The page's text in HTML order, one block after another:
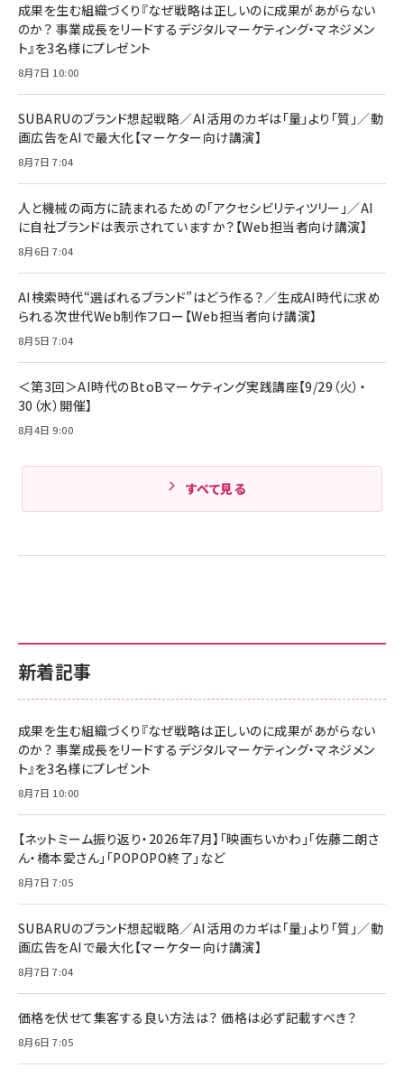
￥1,100
anan(アンアン)2026/07/08号 No.2502[2026
￥880
ママ投資家が育休中に１億貯めた株式投資
組織の成果を最大化する ルールのデザイン
￥1,980
Amazonランキングをもっと見る
すい ガイド枠付き いPhone17 (6.3インチ) 対応
2枚セット DSP25F1698
￥1,599
￥6,980
全ワイヤレスイヤホン/アクティブノイズキャンセリ
技術基準適合】ブラック
￥5,990
ケーブル Anker絡まないケーブル 240W 結束バン
ド付き USB PD対応 シリコン素材採用 iPhone
17 / 16 / 15 / Galaxy iPad Pro MacBook
Pro/Air 各種対応 (1.8m ミッドナイトブラック)
￥1,890
￥5,000
Anker PowerLine III Flow USB-C & USB-C
Pro/Air 各種対応 (1.8m ミッドナイトブラック)
￥1,890
サッポロ 生ビール 黒ラベル 350ml 缶 24本 ビー
ル ケース買い【6/30応募〆切! 黒ラベルビヤセラー
￥4,857
新着記事
成果を生む組織づくり『なぜ戦略は正しいのに成果があがらない
のか？ 事業成長をリードするデジタルマーケティング・マネジメン
ト』を3名様にプレゼント
8月7日 10:00
【ネットミーム振り返り・2026年7月】「映画ちいかわ」「佐藤二朗さ
ん・橋本愛さん」「POPOPO終了」など
8月7日 7:05
SUBARUのブランド想起戦略／AI活用のカギは「量」より「質」／動
画広告をAIで最大化【マーケター向け講演】
8月7日 7:04
価格を伏せて集客する良い方法は？ 価格は必ず記載すべき？
8月6日 7:05
成果を生む組織づくり『なぜ戦略は正しいのに成果があがらない
のか？ 事業成長をリードするデジタルマーケティング・マネジメン
ト』を3名様にプレゼント
8月7日 10:00
SUBARUのブランド想起戦略／AI活用のカギは「量」より「質」／動
画広告をAIで最大化【マーケター向け講演】
8月7日 7:04
人と機械の両方に読まれるための「アクセシビリティツリー」／AI
に自社ブランドは表示されていますか？【Web担当者向け講演】
8月6日 7:04
AI検索時代“選ばれるブランド”はどう作る？／生成AI時代に求め
られる次世代Web制作フロー【Web担当者向け講演】
8月5日 7:04
＜第3回＞AI時代のBtoBマーケティング実践講座【9/29（火）・
30（水）開催】
8月4日 9:00
すべて見る